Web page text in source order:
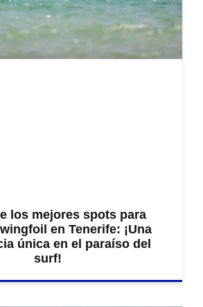
los mejores spots para
en Tenerife: ¡Una
única en el paraíso del
surf!